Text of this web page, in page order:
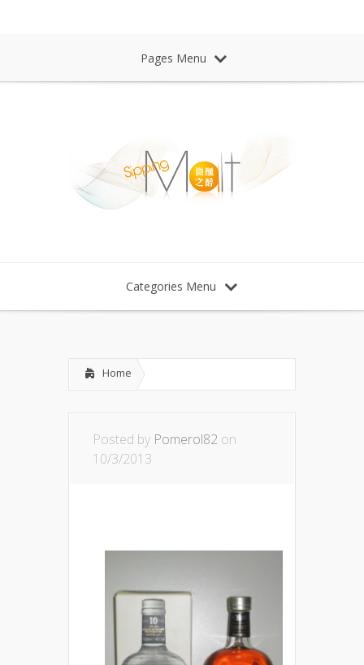
Pages Menu
Categories Menu
Home
Posted by Pomerol82 on
10/3/2013